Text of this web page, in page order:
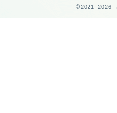
2021–2026